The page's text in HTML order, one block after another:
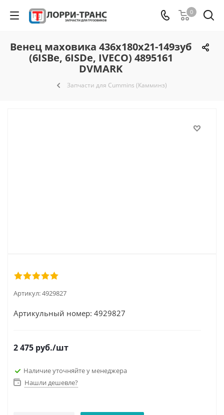
0
Венец маховика 436х180х21-149зуб
(6ISBe, 6ISDe, IVECO) 4895161
DVMARK
Запчасти для Cummins (Камминз)
Артикул:4929827
Артикульный номер: 4929827
2 475 руб./шт
Наличие уточняйте у менеджера
Нашли дешевле?